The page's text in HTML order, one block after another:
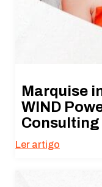
Marquise
WIND
Consulting
Ler artigo